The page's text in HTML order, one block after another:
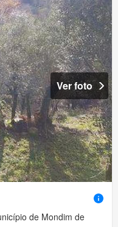
Ver foto
de Mondim de